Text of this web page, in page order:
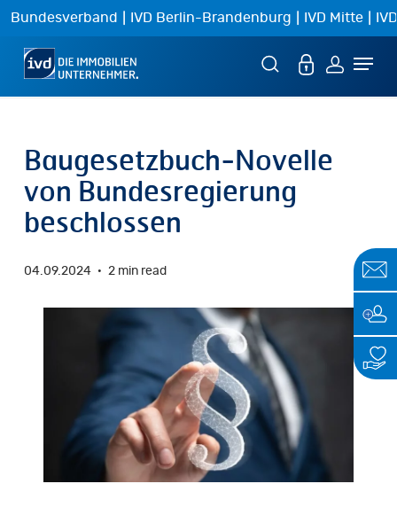
Skip
main
Bundesverband | IVD Berlin-Brandenburg | IVD Mitte |
Baugesetzbuch-Novelle
von Bundesregierung
beschlossen
04.09.2024 2 min read